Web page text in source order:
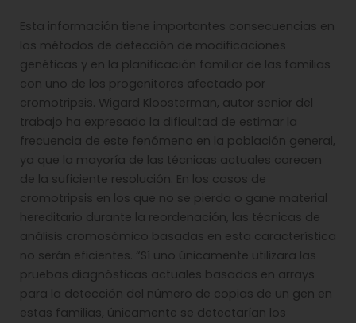
Esta información tiene importantes consecuencias en
los métodos de detección de modificaciones
genéticas y en la planificación familiar de las familias
con uno de los progenitores afectado por
cromotripsis. Wigard Kloosterman, autor senior del
trabajo ha expresado la dificultad de estimar la
frecuencia de este fenómeno en la población general,
ya que la mayoría de las técnicas actuales carecen
de la suficiente resolución. En los casos de
cromotripsis en los que no se pierda o gane material
hereditario durante la reordenación, las técnicas de
análisis cromosómico basadas en esta característica
no serán eficientes. “Sí uno únicamente utilizara las
pruebas diagnósticas actuales basadas en arrays
para la detección del número de copias de un gen en
estas familias, únicamente se detectarían los